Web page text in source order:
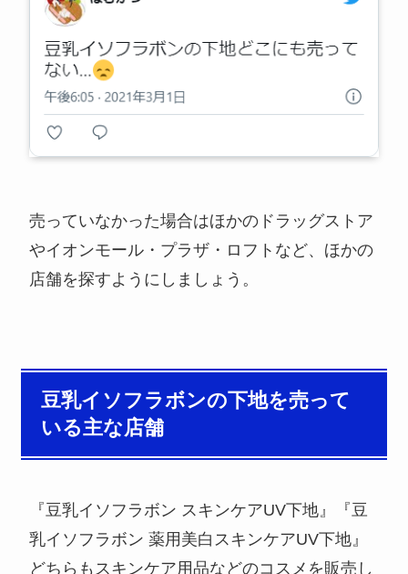
売っていなかった場合はほかのドラッグストア
やイオンモール・プラザ・ロフトなど、ほかの
店舗を探すようにしましょう。
豆乳イソフラボンの下地を売って
いる主な店舗
『豆乳イソフラボン スキンケアUV下地』『豆
乳イソフラボン 薬用美白スキンケアUV下地』
どちらもスキンケア用品などのコスメを販売し